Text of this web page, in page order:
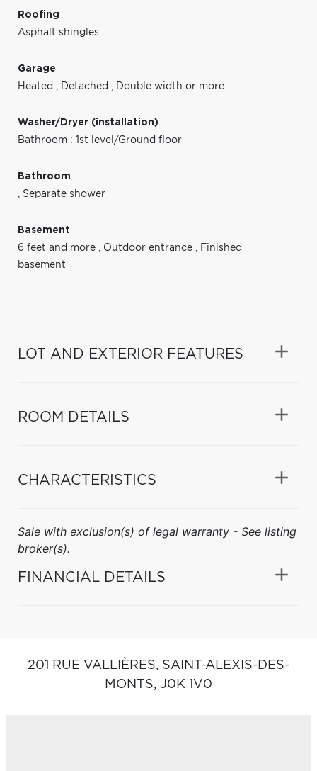
Roofing
Asphalt shingles
Garage
Heated , Detached , Double width or more
Washer/Dryer (installation)
Bathroom : 1st level/Ground floor
Bathroom
, Separate shower
Basement
6 feet and more , Outdoor entrance , Finished
basement
LOT AND EXTERIOR FEATURES
ROOM DETAILS
CHARACTERISTICS
Sale with exclusion(s) of legal warranty - See listing
broker(s).
FINANCIAL DETAILS
201 RUE VALLIÈRES, SAINT-ALEXIS-DES-
MONTS, J0K 1V0